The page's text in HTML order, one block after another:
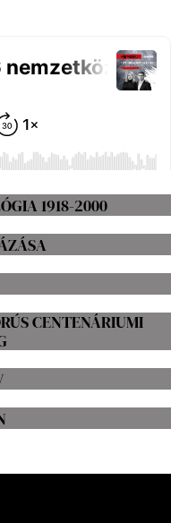
1918-2000
CENTENÁRIUMI